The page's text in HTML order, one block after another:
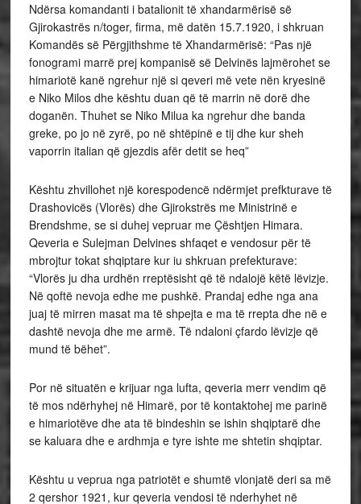
Ndërsa komandanti i batalionit të xhandarmërisë së
Gjirokastrës n/toger, firma, më datën 15.7.1920, i shkruan
Komandës së Përgjithshme të Xhandarmërisë: “Pas një
fonogrami marrë prej kompanisë së Delvinës lajmërohet se
himariotë kanë ngrehur një si qeveri më vete nën kryesinë
e Niko Milos dhe kështu duan që të marrin në dorë dhe
doganën. Thuhet se Niko Milua ka ngrehur dhe banda
greke, po jo në zyrë, po në shtëpinë e tij dhe kur sheh
vaporrin italian që gjezdis afër detit se heq”
Kështu zhvillohet një korespodencë ndërmjet prefkturave të
Drashovicës (Vlorës) dhe Gjirokstrës me Ministrinë e
Brendshme, se si duhej vepruar me Çështjen Himara.
Qeveria e Sulejman Delvines shfaqet e vendosur për të
mbrojtur tokat shqiptare kur iu shkruan prefekturave:
“Vlorës ju dha urdhën rreptësisht që të ndalojë këtë lëvizje.
Në qoftë nevoja edhe me pushkë. Prandaj edhe nga ana
juaj të mirren masat ma të shpejta e ma të rrepta dhe në e
dashtë nevoja dhe me armë. Të ndaloni çfardo lëvizje që
mund të bëhet”.
Por në situatën e krijuar nga lufta, qeveria merr vendim që
të mos ndërhyhej në Himarë, por të kontaktohej me parinë
e himariotëve dhe ata të bindeshin se ishin shqiptarë dhe
se kaluara dhe e ardhmja e tyre ishte me shtetin shqiptar.
Kështu u veprua nga patriotët e shumtë vlonjatë deri sa më
2 qershor 1921, kur qeveria vendosi të nderhyhet në